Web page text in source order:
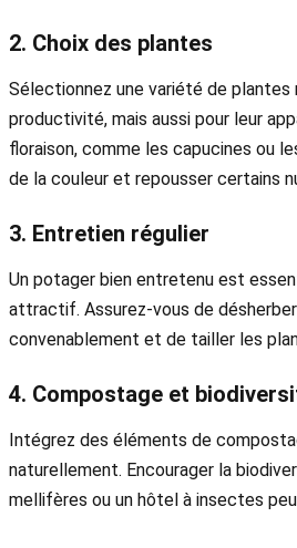
2. Choix des plantes
Sélectionnez une variété de plantes
productivité, mais aussi pour leur
floraison, comme les capucines ou
de la couleur et repousser certains
3. Entretien régulier
Un potager bien entretenu est
attractif. Assurez-vous de
convenablement et de tailler les
4. Compostage et
Intégrez des éléments de
naturellement. Encourager la
mellifères ou un hôtel à insectes